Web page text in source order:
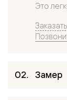
Это
Замер